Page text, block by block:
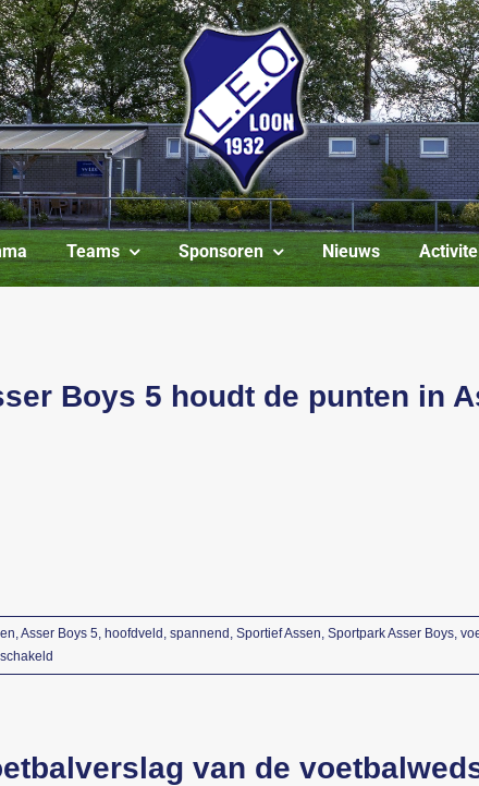
Teams Sponsoren Nieuws
Boys 5 houdt de punten in
Asser Boys 5, hoofdveld spannend Sportief Assen Sportpark Asser Boys,
voor
Asser
de
van de